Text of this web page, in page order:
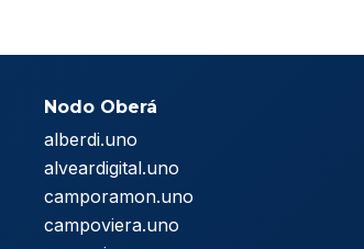
Nodo Oberá
alberdi.uno
alveardigital.uno
camporamon.uno
campoviera.uno